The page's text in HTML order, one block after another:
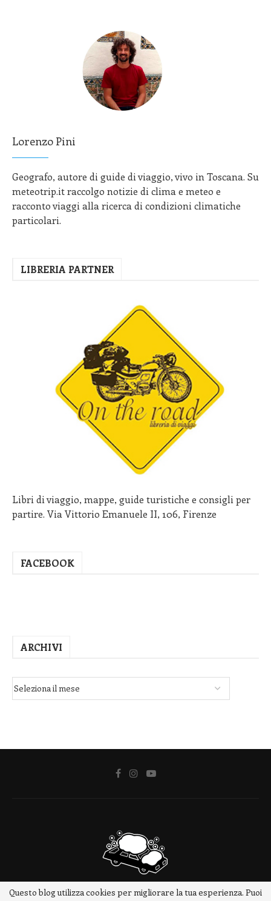
Lorenzo Pini
Geografo, autore di guide di viaggio, vivo in Toscana. Su
meteotrip.it raccolgo notizie di clima e meteo e
racconto viaggi alla ricerca di condizioni climatiche
particolari.
LIBRERIA PARTNER
Libri di viaggio, mappe, guide turistiche e consigli per
partire. Via Vittorio Emanuele II, 106, Firenze
FACEBOOK
ARCHIVI
Questo blog utilizza cookies per migliorare la tua esperienza. Puoi